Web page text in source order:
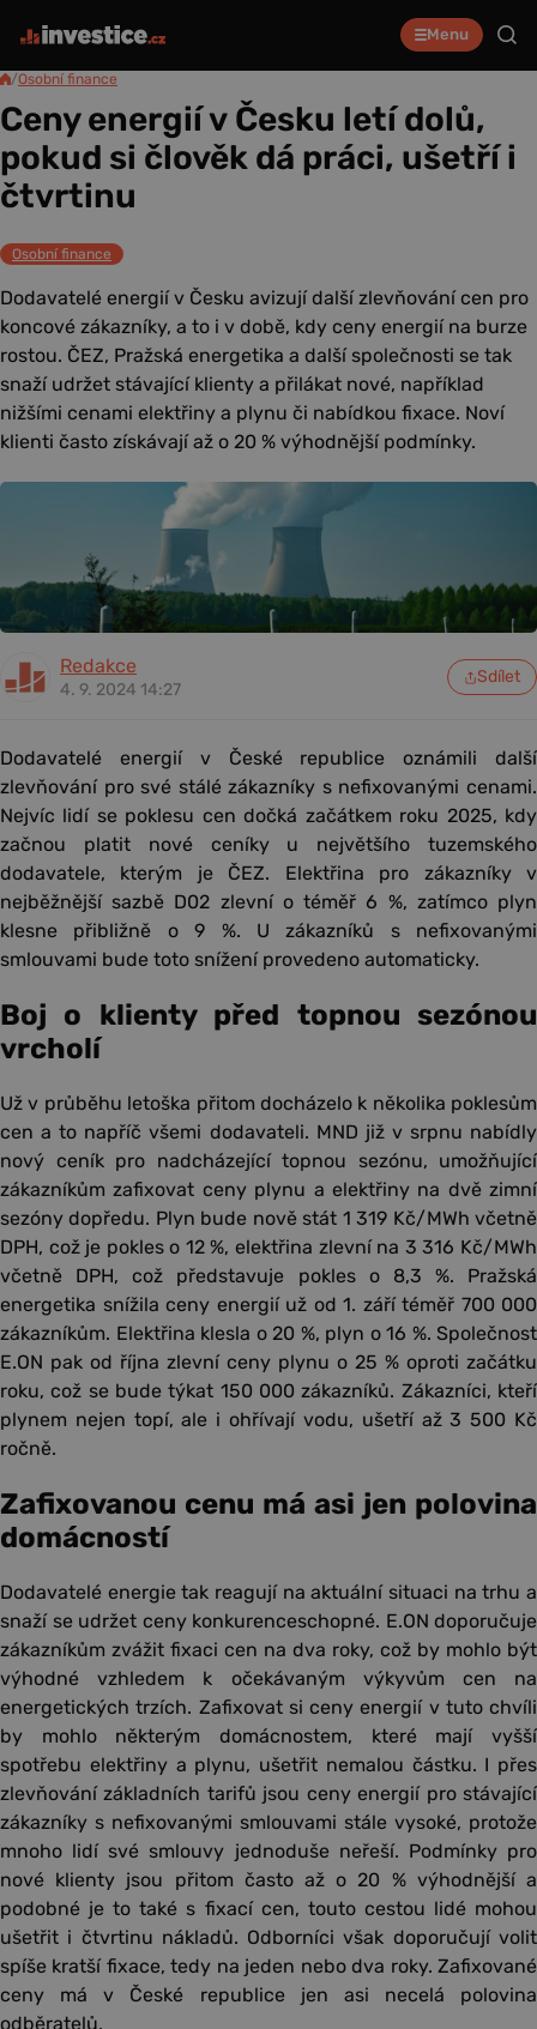
Menu
/Osobní finance
Ceny energií v Česku letí dolů,
pokud si člověk dá práci, ušetří i
čtvrtinu
Osobní finance
Dodavatelé energií v Česku avizují další zlevňování cen pro
koncové zákazníky, a to i v době, kdy ceny energií na burze
rostou. ČEZ, Pražská energetika a další společnosti se tak
snaží udržet stávající klienty a přilákat nové, například
nižšími cenami elektřiny a plynu či nabídkou fixace. Noví
klienti často získávají až o 20 % výhodnější podmínky.
Redakce
4. 9. 2024 14:27
Sdílet
Dodavatelé energií v České republice oznámili další
zlevňování pro své stálé zákazníky s nefixovanými cenami.
Nejvíc lidí se poklesu cen dočká začátkem roku 2025, kdy
začnou platit nové ceníky u největšího tuzemského
dodavatele, kterým je ČEZ. Elektřina pro zákazníky v
nejběžnější sazbě D02 zlevní o téměř 6 %, zatímco plyn
klesne přibližně o 9 %. U zákazníků s nefixovanými
smlouvami bude toto snížení provedeno automaticky.
Boj o klienty před topnou sezónou
vrcholí
Už v průběhu letoška přitom docházelo k několika poklesům
cen a to napříč všemi dodavateli. MND již v srpnu nabídly
nový ceník pro nadcházející topnou sezónu, umožňující
zákazníkům zafixovat ceny plynu a elektřiny na dvě zimní
sezóny dopředu. Plyn bude nově stát 1 319 Kč/MWh včetně
DPH, což je pokles o 12 %, elektřina zlevní na 3 316 Kč/MWh
včetně DPH, což představuje pokles o 8,3 %. Pražská
energetika snížila ceny energií už od 1. září téměř 700 000
zákazníkům. Elektřina klesla o 20 %, plyn o 16 %. Společnost
E.ON pak od října zlevní ceny plynu o 25 % oproti začátku
roku, což se bude týkat 150 000 zákazníků. Zákazníci, kteří
plynem nejen topí, ale i ohřívají vodu, ušetří až 3 500 Kč
ročně.
Zafixovanou cenu má asi jen polovina
domácností
Dodavatelé energie tak reagují na aktuální situaci na trhu a
snaží se udržet ceny konkurenceschopné. E.ON doporučuje
zákazníkům zvážit fixaci cen na dva roky, což by mohlo být
výhodné vzhledem k očekávaným výkyvům cen na
energetických trzích. Zafixovat si ceny energií v tuto chvíli
by mohlo některým domácnostem, které mají vyšší
spotřebu elektřiny a plynu, ušetřit nemalou částku. I přes
zlevňování základních tarifů jsou ceny energií pro stávající
zákazníky s nefixovanými smlouvami stále vysoké, protože
mnoho lidí své smlouvy jednoduše neřeší. Podmínky pro
nové klienty jsou přitom často až o 20 % výhodnější a
podobné je to také s fixací cen, touto cestou lidé mohou
ušetřit i čtvrtinu nákladů. Odborníci však doporučují volit
spíše kratší fixace, tedy na jeden nebo dva roky. Zafixované
ceny má v České republice jen asi necelá polovina
odběratelů.